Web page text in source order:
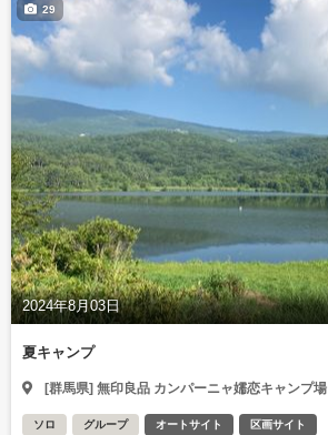
2024年8月03日
29
夏キャンプ
[群馬県] 無印良品 カンパーニャ嬬恋キャンプ場
ソロ グループ オートサイト 区画サイト